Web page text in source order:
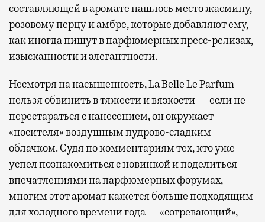
составляющей в аромате нашлось место жасмину,
розовому перцу и амбре, которые добавляют ему,
как иногда пишут в парфюмерных пресс-релизах,
изысканности и элегантности.
Несмотря на насыщенность, La Belle Le Parfum
нельзя обвинить в тяжести и вязкости — если не
перестараться с нанесением, он окружает
«носителя» воздушным пудрово-сладким
облачком. Судя по комментариям тех, кто уже
успел познакомиться с новинкой и поделиться
впечатлениями на парфюмерных форумах,
многим этот аромат кажется больше подходящим
для холодного времени года — «согревающий»,